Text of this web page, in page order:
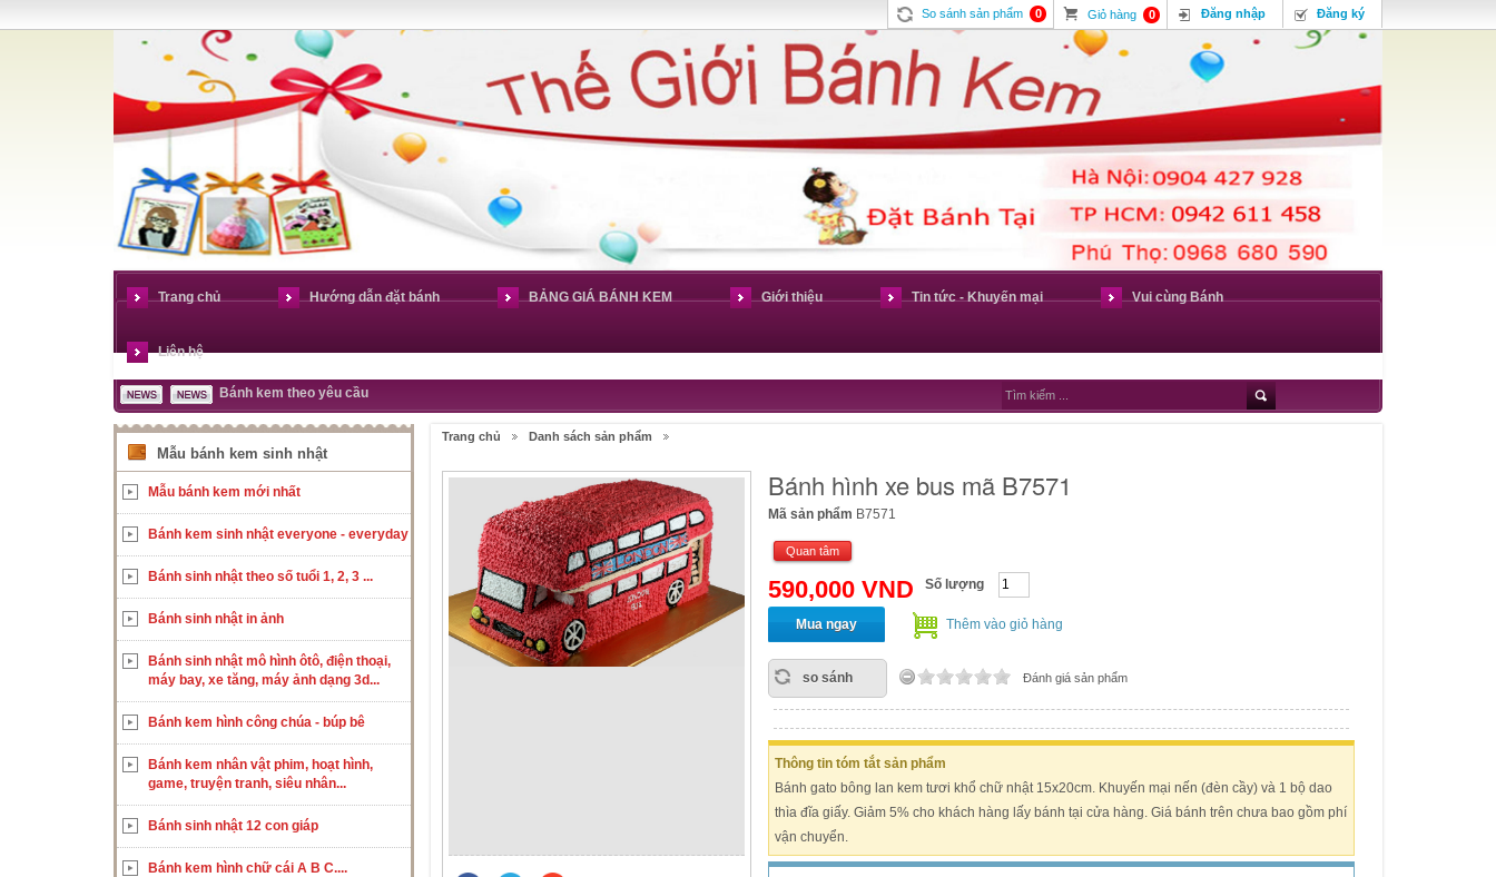
So sánh sản phẩm 0 Giỏ hàng 0 Đăng nhập Đăng ký
Trang chủ Hướng dẫn đặt bánh BẢNG GIÁ BÁNH KEM Giới thiệu Tin tức - Khuyến mại Vui cùng Bánh
Liên hệ
Bánh kem theo yêu cầu
Trang chủ Danh sách sản phẩm
Bánh hình xe bus mã B7571
Mã sản phẩm B7571
Quan tâm
590,000 VND Số lượng
Mua ngay Thêm vào giỏ hàng
so sánh Đánh giá sản phẩm
Thông tin tóm tắt sản phẩm
Bánh gato bông lan kem tươi khổ chữ nhật 15x20cm. Khuyến mại nến (đèn cầy) và 1 bộ dao
thìa đĩa giấy. Giảm 5% cho khách hàng lấy bánh tại cửa hàng. Giá bánh trên chưa bao gồm phí
vận chuyển.
Mẫu bánh kem sinh nhật
Mẫu bánh kem mới nhất
Bánh kem sinh nhật everyone - everyday
Bánh sinh nhật theo số tuổi 1, 2, 3 ...
Bánh sinh nhật in ảnh
Bánh sinh nhật mô hình ôtô, điện thoại,
máy bay, xe tăng, máy ảnh dạng 3d...
Bánh kem hình công chúa - búp bê
Bánh kem nhân vật phim, hoạt hình,
game, truyện tranh, siêu nhân...
Bánh sinh nhật 12 con giáp
Bánh kem hình chữ cái A B C....